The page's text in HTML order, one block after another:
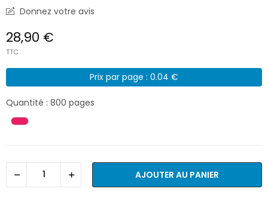
Donnez votre avis
28,90 €
TTC
Prix par page : 0.04 €
Quantité : 800 pages
AJOUTER AU PANIER